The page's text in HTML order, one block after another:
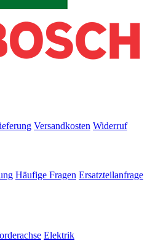
Versandkosten Widerruf
Häufige Fragen Ersatzteilanfrage
Elektrik